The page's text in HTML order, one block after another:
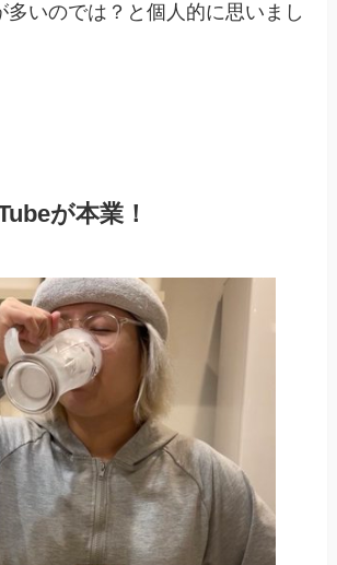
多いのでは？と個人的に思いまし
が本業！